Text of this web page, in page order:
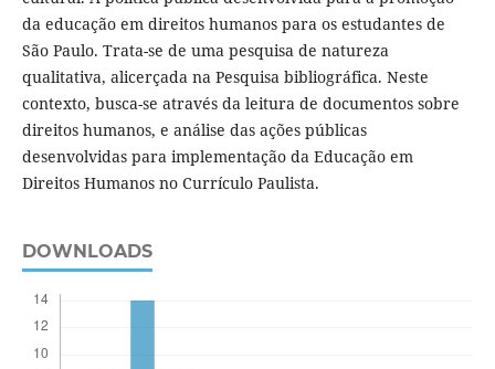
da educação em direitos humanos para os estudantes de
São Paulo. Trata-se de uma pesquisa de natureza
qualitativa, alicerçada na Pesquisa bibliográfica. Neste
contexto, busca-se através da leitura de documentos sobre
direitos humanos, e análise das ações públicas
desenvolvidas para implementação da Educação em
Direitos Humanos no Currículo Paulista.
DOWNLOADS